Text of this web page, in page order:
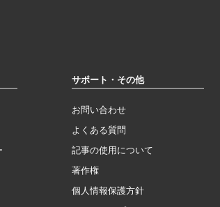
サポート・その他
お問い合わせ
よくある質問
記事の使用について
著作権
個人情報保護方針